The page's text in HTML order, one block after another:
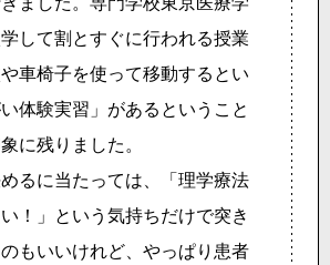
して割とすぐに行われる授業
車椅子を使って移動するとい
体験実習」があるということ
に残りました。
るに当たっては、「理学療法
！」という気持ちだけで突き
もいいけれど、やっぱり患者